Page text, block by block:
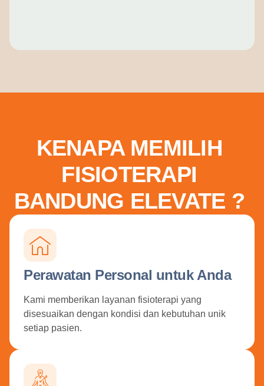
KENAPA MEMILIH
FISIOTERAPI
BANDUNG ELEVATE ?
Perawatan Personal untuk Anda
Kami memberikan layanan fisioterapi yang
disesuaikan dengan kondisi dan kebutuhan unik
setiap pasien.